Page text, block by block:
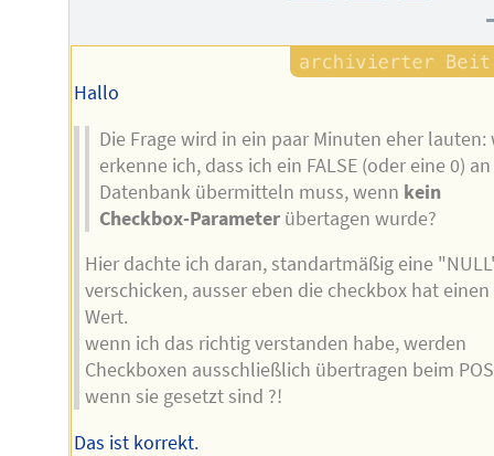
Hallo
Die Frage wird in ein paar Minuten eher lauten:
erkenne ich, dass ich ein FALSE (oder eine 0)
Datenbank übermitteln muss, wenn kein
Checkbox-Parameterübertagen wurde?
Hier dachte ich daran, standartmäßig eine
verschicken, ausser eben die checkbox hat einen
Wert.
wenn ich das richtig verstanden habe, werden
Checkboxen ausschließlich übertragen beim
wenn sie gesetzt sind ?!
Das ist korrekt.